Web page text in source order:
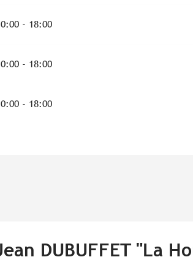
- 18:00
- 18:00
- 18:00
DUBUFFET "La